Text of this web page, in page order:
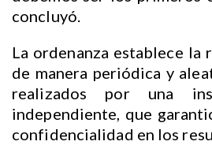
concluyó.
La ordenanza establece la
de manera periódica y
realizados por una
independiente, que
confidencialidad en los